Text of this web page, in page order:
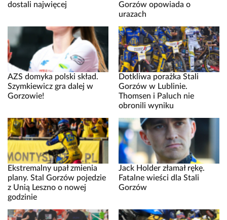
dostali najwięcej
Gorzów opowiada o
urazach
AZS domyka polski skład.
Szymkiewicz gra dalej w
Gorzowie!
Dotkliwa porażka Stali
Gorzów w Lublinie.
Thomsen i Paluch nie
obronili wyniku
Ekstremalny upał zmienia
plany. Stal Gorzów pojedzie
z Unią Leszno o nowej
godzinie
Jack Holder złamał rękę.
Fatalne wieści dla Stali
Gorzów